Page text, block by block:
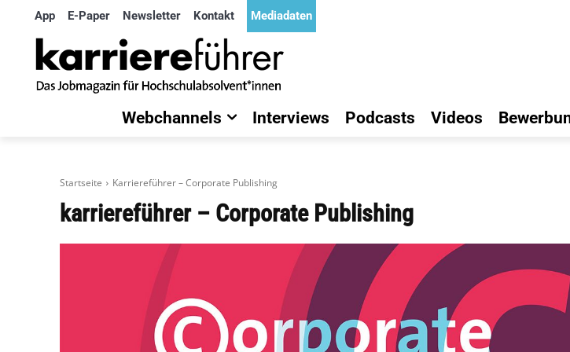
App E-Paper Newsletter Kontakt Mediadaten
Webchannels Interviews Podcasts Videos
Startseite Karriereführer – Corporate Publishing
karriereführer – Corporate Publishing